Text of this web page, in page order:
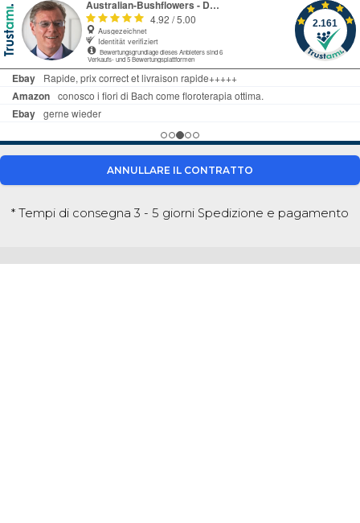
ANNULLARE IL CONTRATTO
* Tempi di consegna 3 - 5 giorni Spedizione e pagamento